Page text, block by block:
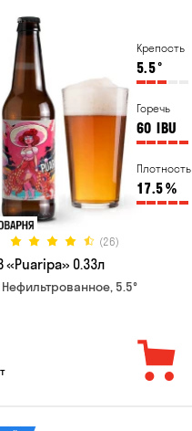
Крепость
5.5°
Горечь
60 IBU
Плотность
17.5%
(26)
«Puaripa» 0.33л
5.5°